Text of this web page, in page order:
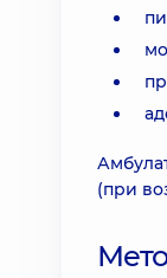
(при